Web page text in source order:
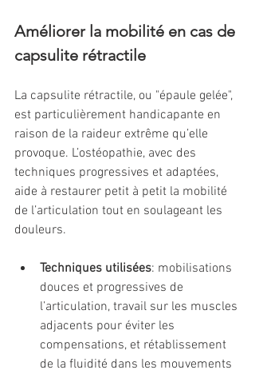
Améliorer la mobilité en cas de
capsulite rétractile
La capsulite rétractile, ou "épaule gelée",
est particulièrement handicapante en
raison de la raideur extrême qu’elle
provoque. L’ostéopathie, avec des
techniques progressives et adaptées,
aide à restaurer petit à petit la mobilité
de l’articulation tout en soulageant les
douleurs.
Techniques utilisées: mobilisations
douces et progressives de
l’articulation, travail sur les muscles
adjacents pour éviter les
compensations, et rétablissement
de la fluidité dans les mouvements